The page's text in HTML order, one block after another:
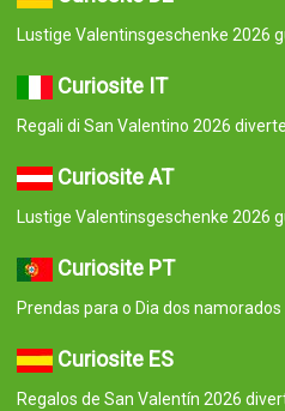
Lustige Valentinsgeschenke 2026
Curiosite IT
Regali di San Valentino 2026
Curiosite AT
Lustige Valentinsgeschenke 2026
Curiosite PT
Prendas para o Dia dos
Curiosite ES
Regalos de San Valentín 2026